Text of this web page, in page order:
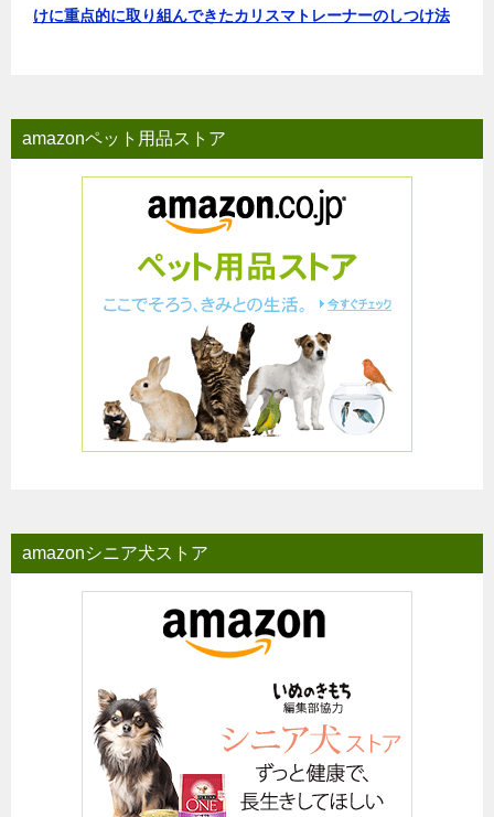
けに重点的に取り組んできたカリスマトレーナーのしつけ法
amazonペット用品ストア
amazonシニア犬ストア